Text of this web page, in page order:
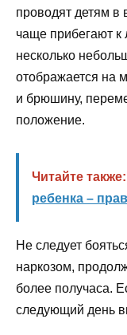
проводят детям в
чаще прибегают к
несколько
отображается на
и брюшину,
положение.
Читайте также:
ребенка –
Не следует
наркозом,
более получаса.
следующий день